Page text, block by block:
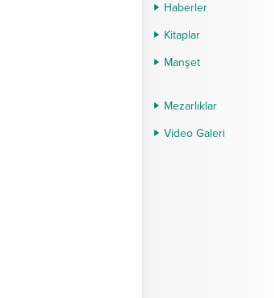
Haberler
Kitaplar
Manşet
Mezarlıklar
Video Galeri